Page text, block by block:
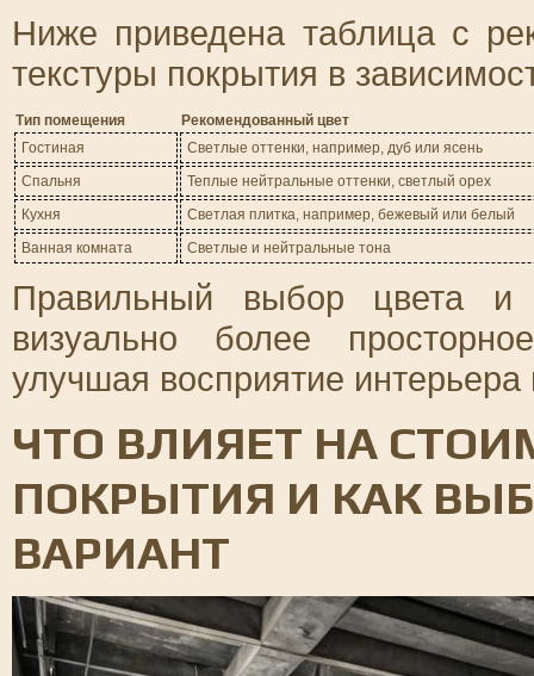
Ниже приведена таблица с
текстуры покрытия в
Тип помещения
Рекомендованный цвет
Гостиная
Светлые оттенки, например, дуб или ясень
Спальня
Теплые нейтральные оттенки, светлый орех
Кухня
Светлая плитка, например, бежевый или белый
Ванная комната
Светлые и нейтральные тона
Правильный выбор цвета и
визуально более
улучшая восприятие
ЧТО ВЛИЯЕТ НА
ПОКРЫТИЯ И КАК
ВАРИАНТ